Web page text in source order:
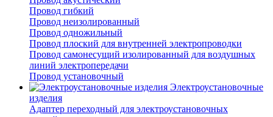
Провод гибкий
Провод неизолированный
Провод одножильный
Провод плоский для внутренней электропроводки
Провод самонесущий изолированный для воздушных
линий электропередачи
Провод установочный
Электроустановочные
изделия
Адаптер переходный для электроустановочных